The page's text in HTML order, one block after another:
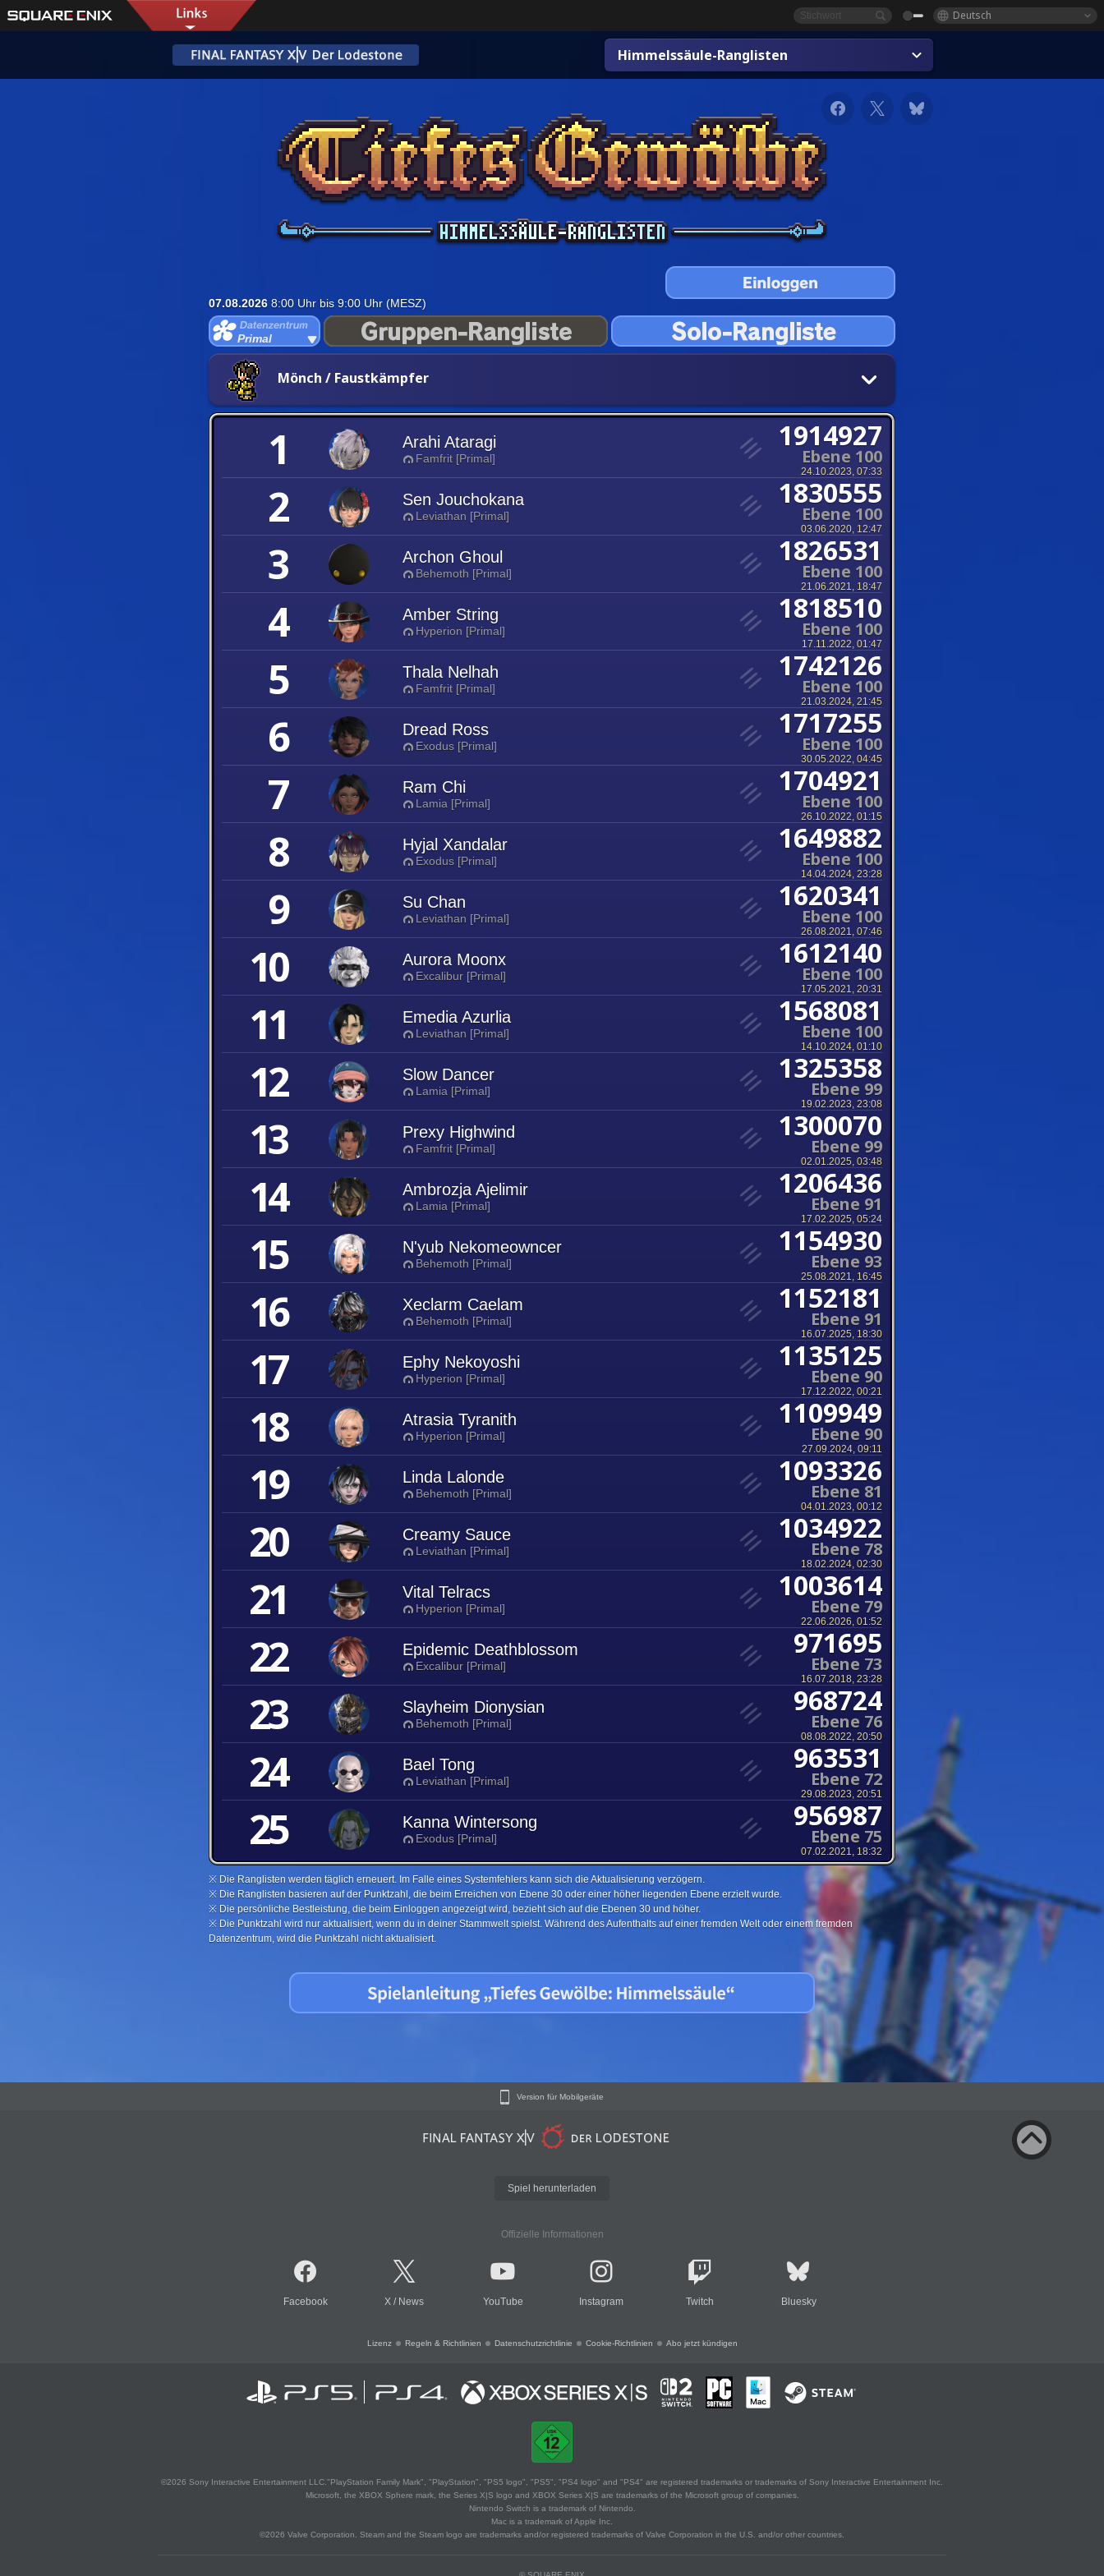
Deutsch
Himmelssäule-Ranglisten
07.08.2026 8:00 Uhr bis 9:00 Uhr (MESZ)
Primal
Mönch / Faustkämpfer
1 Arahi Ataragi
Famfrit [Primal]
1914927
Ebene 100
24.10.2023, 07:33
2 Sen Jouchokana
Leviathan [Primal]
1830555
Ebene 100
03.06.2020, 12:47
3 Archon Ghoul
Behemoth [Primal]
1826531
Ebene 100
21.06.2021, 18:47
4 Amber String
Hyperion [Primal]
1818510
Ebene 100
17.11.2022, 01:47
5 Thala Nelhah
Famfrit [Primal]
1742126
Ebene 100
21.03.2024, 21:45
6 Dread Ross
Exodus [Primal]
1717255
Ebene 100
30.05.2022, 04:45
7 Ram Chi
Lamia [Primal]
1704921
Ebene 100
26.10.2022, 01:15
8 Hyjal Xandalar
Exodus [Primal]
1649882
Ebene 100
14.04.2024, 23:28
9 Su Chan
Leviathan [Primal]
1620341
Ebene 100
26.08.2021, 07:46
10 Aurora Moonx
Excalibur [Primal]
1612140
Ebene 100
17.05.2021, 20:31
11 Emedia Azurlia
Leviathan [Primal]
1568081
Ebene 100
14.10.2024, 01:10
12 Slow Dancer
Lamia [Primal]
1325358
Ebene 99
19.02.2023, 23:08
13 Prexy Highwind
Famfrit [Primal]
1300070
Ebene 99
02.01.2025, 03:48
14 Ambrozja Ajelimir
Lamia [Primal]
1206436
Ebene 91
17.02.2025, 05:24
15 N'yub Nekomeowncer
Behemoth [Primal]
1154930
Ebene 93
25.08.2021, 16:45
16 Xeclarm Caelam
Behemoth [Primal]
1152181
Ebene 91
16.07.2025, 18:30
17 Ephy Nekoyoshi
Hyperion [Primal]
1135125
Ebene 90
17.12.2022, 00:21
18 Atrasia Tyranith
Hyperion [Primal]
1109949
Ebene 90
27.09.2024, 09:11
19 Linda Lalonde
Behemoth [Primal]
1093326
Ebene 81
04.01.2023, 00:12
20 Creamy Sauce
Leviathan [Primal]
1034922
Ebene 78
18.02.2024, 02:30
21 Vital Telracs
Hyperion [Primal]
1003614
Ebene 79
22.06.2026, 01:52
22 Epidemic Deathblossom
Excalibur [Primal]
971695
Ebene 73
16.07.2018, 23:28
23 Slayheim Dionysian
Behemoth [Primal]
968724
Ebene 76
08.08.2022, 20:50
24 Bael Tong
Leviathan [Primal]
963531
Ebene 72
29.08.2023, 20:51
25 Kanna Wintersong
Exodus [Primal]
956987
Ebene 75
07.02.2021, 18:32
※ Die Ranglisten werden täglich erneuert. Im Falle eines Systemfehlers kann sich die Aktualisierung verzögern.
※ Die Ranglisten basieren auf der Punktzahl, die beim Erreichen von Ebene 30 oder einer höher liegenden Ebene erzielt wurde.
※ Die persönliche Bestleistung, die beim Einloggen angezeigt wird, bezieht sich auf die Ebenen 30 und höher.
※ Die Punktzahl wird nur aktualisiert, wenn du in deiner Stammwelt spielst. Während des Aufenthalts auf einer fremden Welt oder einem fremden
Datenzentrum, wird die Punktzahl nicht aktualisiert.
Version für Mobilgeräte
Spiel herunterladen
Offizielle Informationen
Facebook X / News YouTube Instagram Twitch Bluesky
Lizenz Regeln & Richtlinien Datenschutzrichtlinie Cookie-Richtlinien Abo jetzt kündigen
©2026 Sony Interactive Entertainment LLC."PlayStation Family Mark", "PlayStation", "PS5 logo", "PS5", "PS4 logo" and "PS4" are registered trademarks or trademarks of Sony Interactive Entertainment Inc.
Microsoft, the XBOX Sphere mark, the Series X|S logo and XBOX Series X|S are trademarks of the Microsoft group of companies.
Nintendo Switch is a trademark of Nintendo.
Mac is a trademark of Apple Inc.
©2026 Valve Corporation. Steam and the Steam logo are trademarks and/or registered trademarks of Valve Corporation in the U.S. and/or other countries.